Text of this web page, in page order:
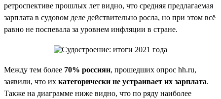
ретроспективе прошлых лет видно, что средняя предлагаемая
зарплата в судовом деле действительно росла, но при этом всё
равно не поспевала за уровнем инфляции в стране.
Между тем более 70% россиян, прошедших опрос hh.ru,
заявили, что их категорически не устраивает их зарплата.
Также на диаграмме ниже видно, что по ряду наиболее